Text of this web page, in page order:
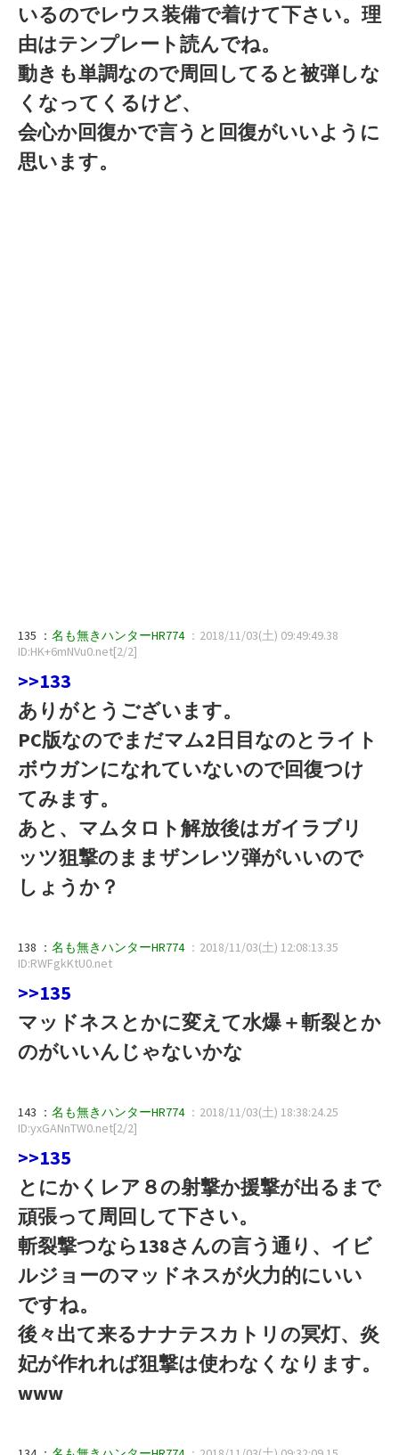
いるのでレウス装備で着けて下さい。理
由はテンプレート読んでね。
動きも単調なので周回してると被弾しな
くなってくるけど、
会心か回復かで言うと回復がいいように
思います。
135 ： 名も無きハンターHR774 ：2018/11/03(土) 09:49:49.38
ID:HK+6mNVu0.net[2/2]
>>133
ありがとうございます。
PC版なのでまだマム2日目なのとライト
ボウガンになれていないので回復つけ
てみます。
あと、マムタロト解放後はガイラブリ
ッツ狙撃のままザンレツ弾がいいので
しょうか？
138 ： 名も無きハンターHR774 ：2018/11/03(土) 12:08:13.35
ID:RWFgkKtU0.net
>>135
マッドネスとかに変えて水爆＋斬裂とか
のがいいんじゃないかな
143 ： 名も無きハンターHR774 ：2018/11/03(土) 18:38:24.25
ID:yxGANnTW0.net[2/2]
>>135
とにかくレア８の射撃か援撃が出るまで
頑張って周回して下さい。
斬裂撃つなら138さんの言う通り、イビ
ルジョーのマッドネスが火力的にいい
ですね。
後々出て来るナナテスカトリの冥灯、炎
妃が作れれば狙撃は使わなくなります。
www